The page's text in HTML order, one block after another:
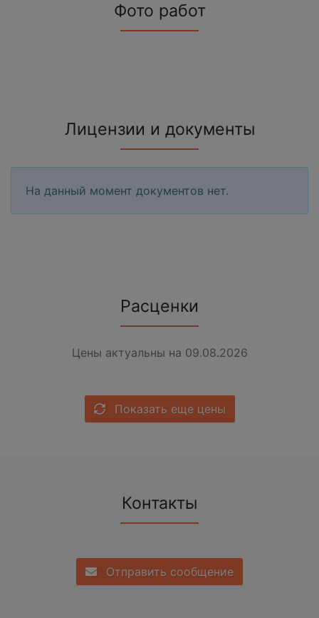
Фото работ
Лицензии и документы
На данный момент документов нет.
Расценки
Цены актуальны на 09.08.2026
Показать еще цены
Контакты
Отправить сообщение